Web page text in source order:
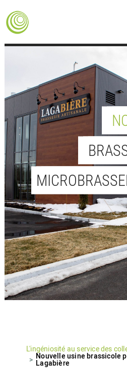
L'ingéniosité au service des
Nouvelle usine brassicole
Lagabière